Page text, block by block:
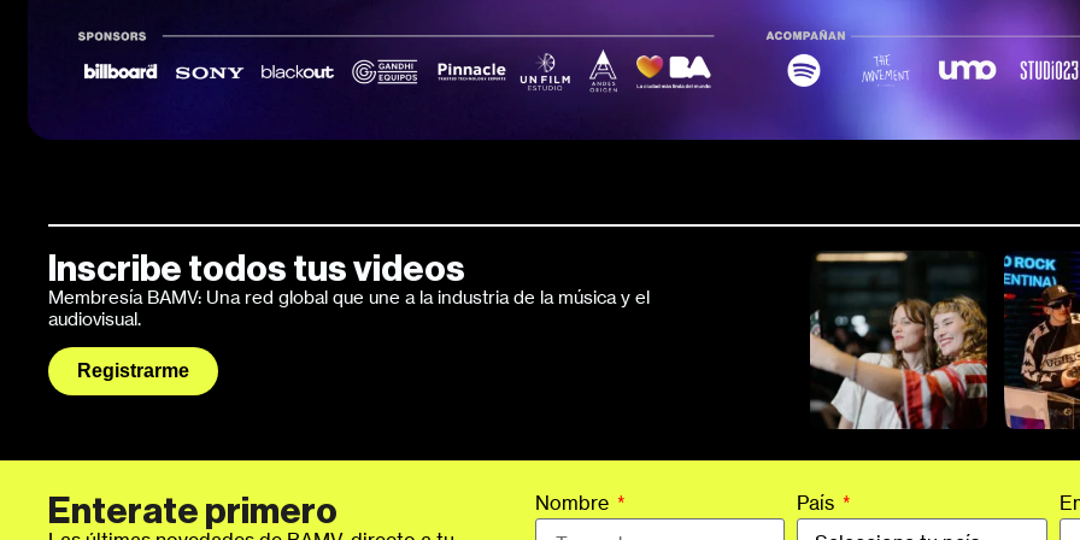
Inscribe todos tus videos
Membresía BAMV: Una red global que une a la industria de la música y el
audiovisual.
Registrarme
Enterate primero Nombre País